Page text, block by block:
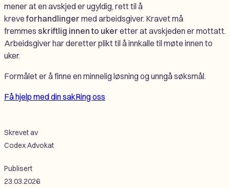
mener at en avskjed er ugyldig, rett til å
kreveforhandlinger med arbeidsgiver. Kravet må
fremmes skriftlig innen to uker etter at avskjeden er mottatt.
Arbeidsgiver har deretter plikt til å innkalle til møte innen to
uker.
Formålet er å finne en minnelig løsning og unngå søksmål.
Få hjelp med din sakRing oss
Skrevet av
Codex Advokat
Publisert
23.03.2026